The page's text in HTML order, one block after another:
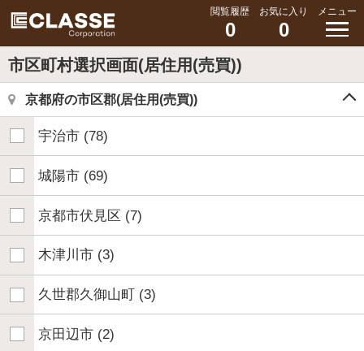
閲覧履歴
0
お気に入り
0
メニュー
市区町村選択画面(居住用(売買))
京都府の市区郡(居住用(売買))
宇治市 (78)
城陽市 (69)
京都市伏見区 (7)
木津川市 (3)
久世郡久御山町 (3)
京田辺市 (2)